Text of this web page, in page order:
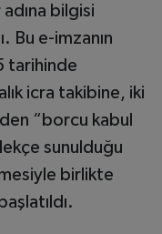
bilgisi
Bu e-imzanın
tarihinde
icra takibine, iki
“borcu kabul
sunulduğu
birlikte